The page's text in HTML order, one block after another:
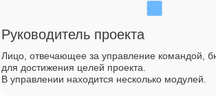
Руководитель проекта
Лицо, отвечающее за управление командой,
для достижения целей проекта.
В управлении находится несколько модулей.